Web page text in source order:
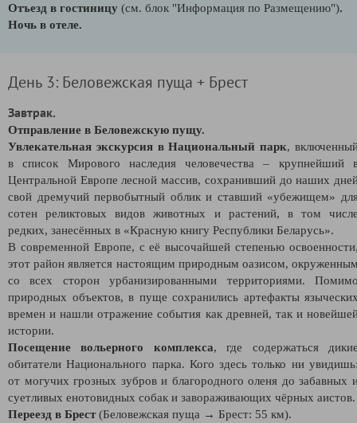
Отъезд в гостиницу (см. блок "Информация по Размещению").
Ночь в отеле.
День 3: Беловежская пуща + Брест
Завтрак.
Отправление в Беловежскую пущу.
Увлекательная экскурсия в Национальный парк,
в список Мирового наследия человечества – крупнейший
Центральной Европе лесной массив, сохранивший до наших
свой дремучий первобытный облик и ставший «убежищем»
сотен реликтовых видов животных и растений, в том
редких, занесённых в «Красную книгу Республики Беларусь».
В современной Европе, с её высочайшей степенью
этот район является настоящим природным оазисом,
со всех сторон урбанизированными территориями.
природных объектов, в пуще сохранились артефакты
времен и нашли отражение события как древней, так и
истории.
Посещение вольерного комплекса, где содержаться
обитатели Национального парка. Кого здесь только ни
от могучих грозных зубров и благородного оленя до забавных
суетливых енотовидных собак и завораживающих чёрных аистов.
Переезд в Брест(Беловежская пуща → Брест: 55 км).